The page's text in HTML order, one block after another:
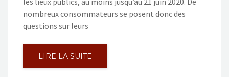
nombreux consommateurs se posent donc des
questions sur leurs
LIRE LA SUITE